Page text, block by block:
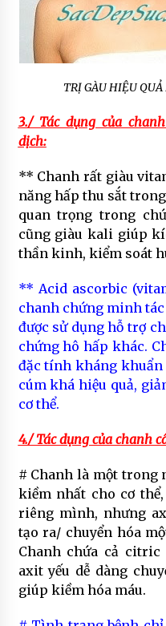
TRỊ GÀU HIỆU
3./ Tác dụng của
dịch:
** Chanh rất giàu
năng hấp thu sắt
quan trọng trong
cũng giàu kali giúp
thần kinh, kiểm soát
** Acid ascorbic
chanh chứng minh
được sử dụng hỗ trợ
chứng hô hấp khác.
đặc tính kháng khuẩn
cúm khá hiệu quả,
cơ thể.
4./ Tác dụng của chanh
# Chanh là một trong
kiềm nhất cho cơ
riêng mình, nhưng
tạo ra/ chuyển hóa
Chanh chứa cả
axit yếu dễ dàng
giúp kiềm hóa máu.